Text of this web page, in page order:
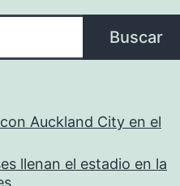
Buscar
Auckland City en el
llenan el estadio en la